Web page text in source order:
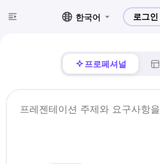
한국어 로그인
프로페셔널